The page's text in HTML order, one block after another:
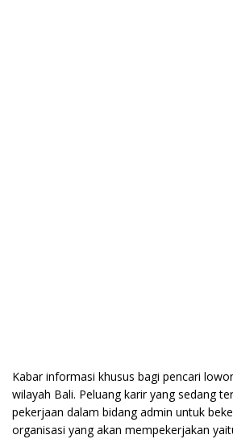
Kabar informasi khusus bagi pencari
wilayah Bali. Peluang karir yang sedang
pekerjaan dalam bidang admin untuk
organisasi yang akan mempekerjakan